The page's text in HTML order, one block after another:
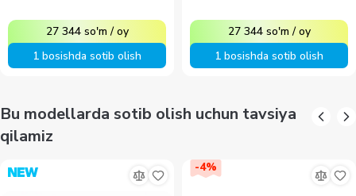
27 344 so'm /oy
1 bosishda sotib olish
27 344 so'm /oy
1 bosishda sotib olish
Bu modellarda sotib olish uchun tavsiya
qilamiz
-4%